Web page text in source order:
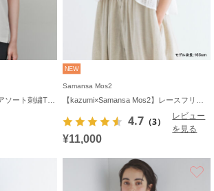
NEW
Samansa Mos2
4.7 （3）
レビュー
を見る
¥11,000